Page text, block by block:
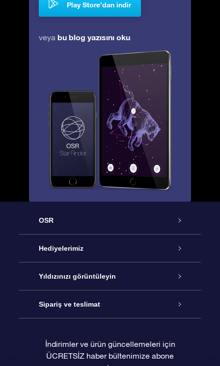
Play Store’dan indir
veya bu blog yazısını oku
OSR
Hizmet
İletişim
Blogu
Değerlendirmeler
Hediyelerimiz
Çevrimiçi Yıldız Hediyesi
OSR Hediye Paketi
OSR Hediye Kartı
Yıldızınızı görüntüleyin
Star Register
Kişiselleştirilmiş Yıldız Sayfası
Sipariş ve teslimat
Ödeme bilgileri
İndirimler ve ürün güncellemeleri için
ÜCRETSİZ haber bültenimize abone